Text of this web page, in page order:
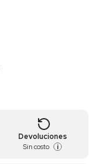
Devoluciones
Sin costo i